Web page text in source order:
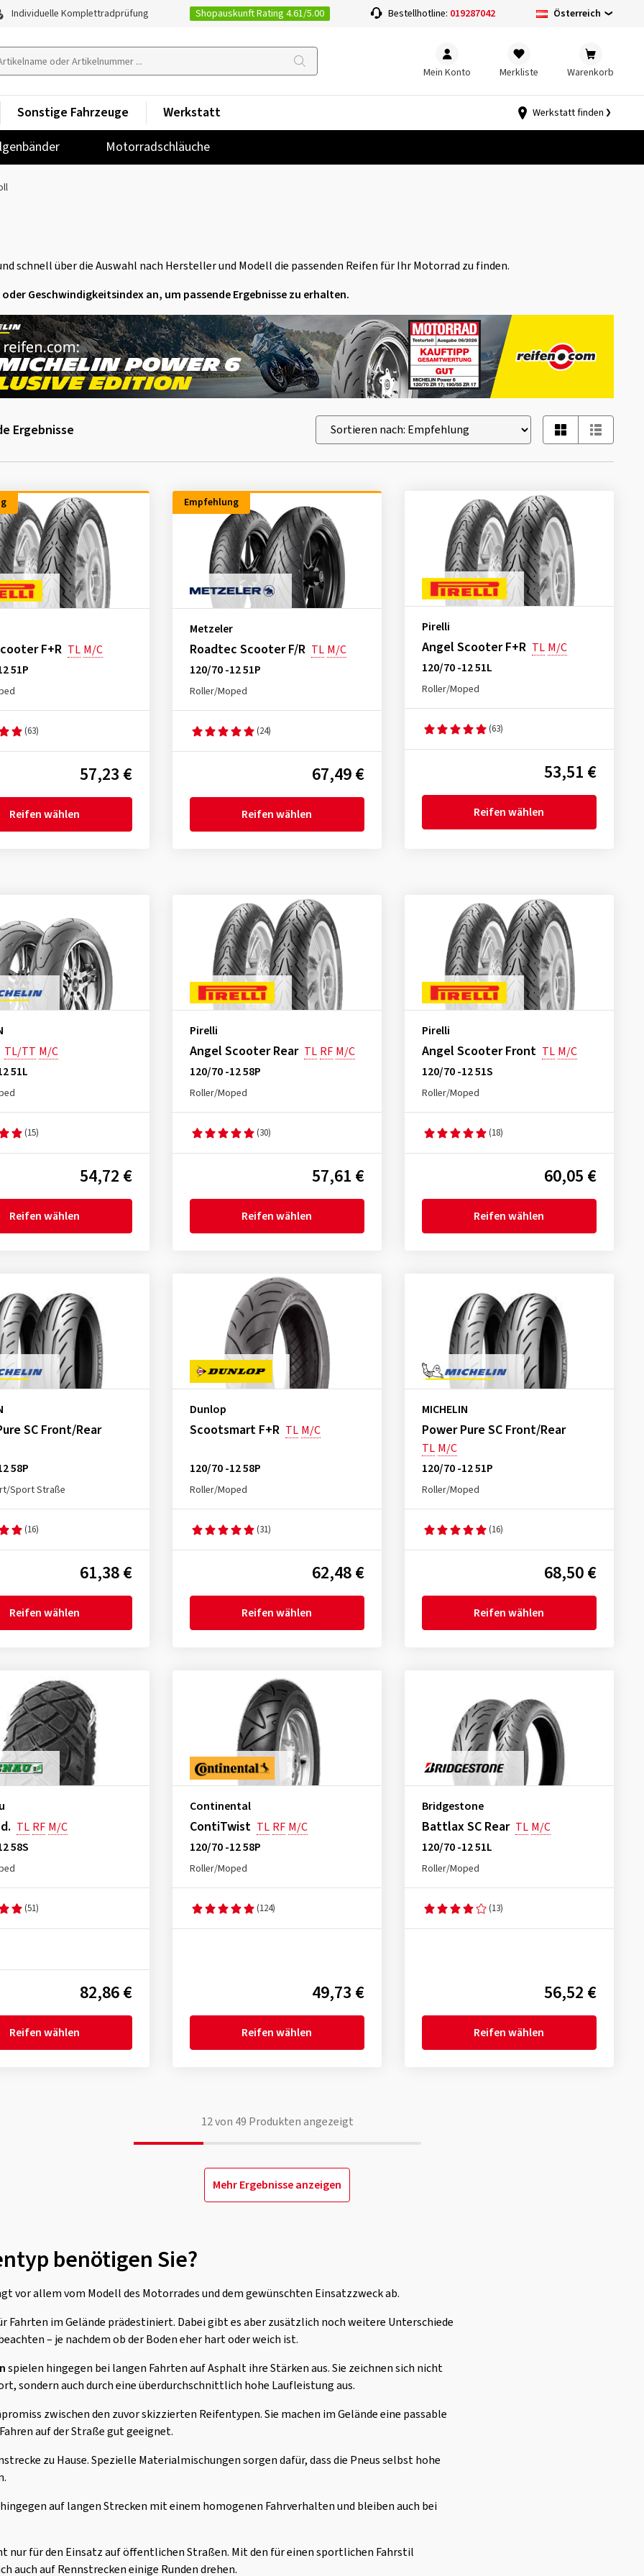
Individuelle Komplettradprüfung Shopauskunft Rating 4.61/5.00 Bestellhotline: 019287042 Österreich
Mein Konto Merkliste Warenkorb
Motorradschläuche
Sonstige Fahrzeuge Werkstatt Werkstatt finden
schnell über die Auswahl nach Hersteller und Modell die passenden Reifen für Ihr Motorrad zu finden.
Geschwindigkeitsindex an, um passende Ergebnisse zu erhalten.
Ergebnisse
F+R TL M/C
51P
(63)
57,23 €
Reifen wählen
Empfehlung
Metzeler
Roadtec Scooter F/R TL M/C
120/70 -12 51P
Roller/Moped
(24)
67,49 €
Reifen wählen
Pirelli
Angel Scooter F+R TL M/C
120/70 -12 51L
Roller/Moped
(63)
53,51 €
Reifen wählen
TL/TT M/C
51L
(15)
54,72 €
Reifen wählen
Pirelli
Angel Scooter Rear TL RF M/C
120/70 -12 58P
Roller/Moped
(30)
57,61 €
Reifen wählen
Pirelli
Angel Scooter Front TL M/C
120/70 -12 51S
Roller/Moped
(18)
60,05 €
Reifen wählen
SC Front/Rear
58P
Sport Straße
(16)
61,38 €
Reifen wählen
Dunlop
Scootsmart F+R TL M/C
120/70 -12 58P
Roller/Moped
(31)
62,48 €
Reifen wählen
MICHELIN
Power Pure SC Front/Rear
TL M/C
120/70 -12 51P
Roller/Moped
(16)
68,50 €
Reifen wählen
TL RF M/C
58S
(51)
82,86 €
Reifen wählen
Continental
ContiTwist TL RF M/C
120/70 -12 58P
Roller/Moped
(124)
49,73 €
Reifen wählen
Bridgestone
Battlax SC Rear TL M/C
120/70 -12 51L
Roller/Moped
(13)
56,52 €
Reifen wählen
12von 49 Produkten angezeigt
Mehr Ergebnisse anzeigen
benötigen Sie?
vor allem vom Modell des Motorrades und dem gewünschten Einsatzzweck ab.
Fahrten im Gelände prädestiniert. Dabei gibt es aber zusätzlich noch weitere Unterschiede
– je nachdem ob der Boden eher hart oder weich ist.
spielen hingegen bei langen Fahrten auf Asphalt ihre Stärken aus. Sie zeichnen sich nicht
sondern auch durch eine überdurchschnittlich hohe Laufleistung aus.
zwischen den zuvor skizzierten Reifentypen. Sie machen im Gelände eine passable
auf der Straße gut geeignet.
zu Hause. Spezielle Materialmischungen sorgen dafür, dass die Pneus selbst hohe
auf langen Strecken mit einem homogenen Fahrverhalten und bleiben auch bei
nur für den Einsatz auf öffentlichen Straßen. Mit den für einen sportlichen Fahrstil
auch auf Rennstrecken einige Runden drehen.